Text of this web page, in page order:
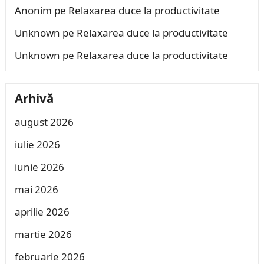
Anonim pe Relaxarea duce la productivitate
Unknown pe Relaxarea duce la productivitate
Unknown pe Relaxarea duce la productivitate
Arhivă
august 2026
iulie 2026
iunie 2026
mai 2026
aprilie 2026
martie 2026
februarie 2026